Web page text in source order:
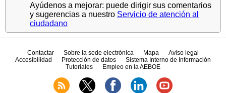
Ayúdenos a mejorar: puede dirigir sus comentarios
y sugerencias a nuestro Servicio de atención al
ciudadano
Contactar Sobre la sede electrónica Mapa
Aviso legal
Accesibilidad
Protección de datos
Sistema Interno de Información
Tutoriales
Empleo en la AEBOE